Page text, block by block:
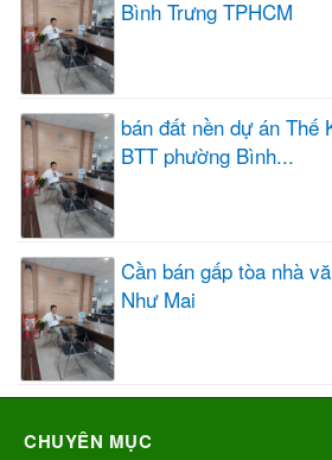
Bình Trưng TPHCM
bán đất nền dự án Thế
BTT phường Bình...
Cần bán gấp tòa nhà
Như Mai
CHUYÊN MỤC